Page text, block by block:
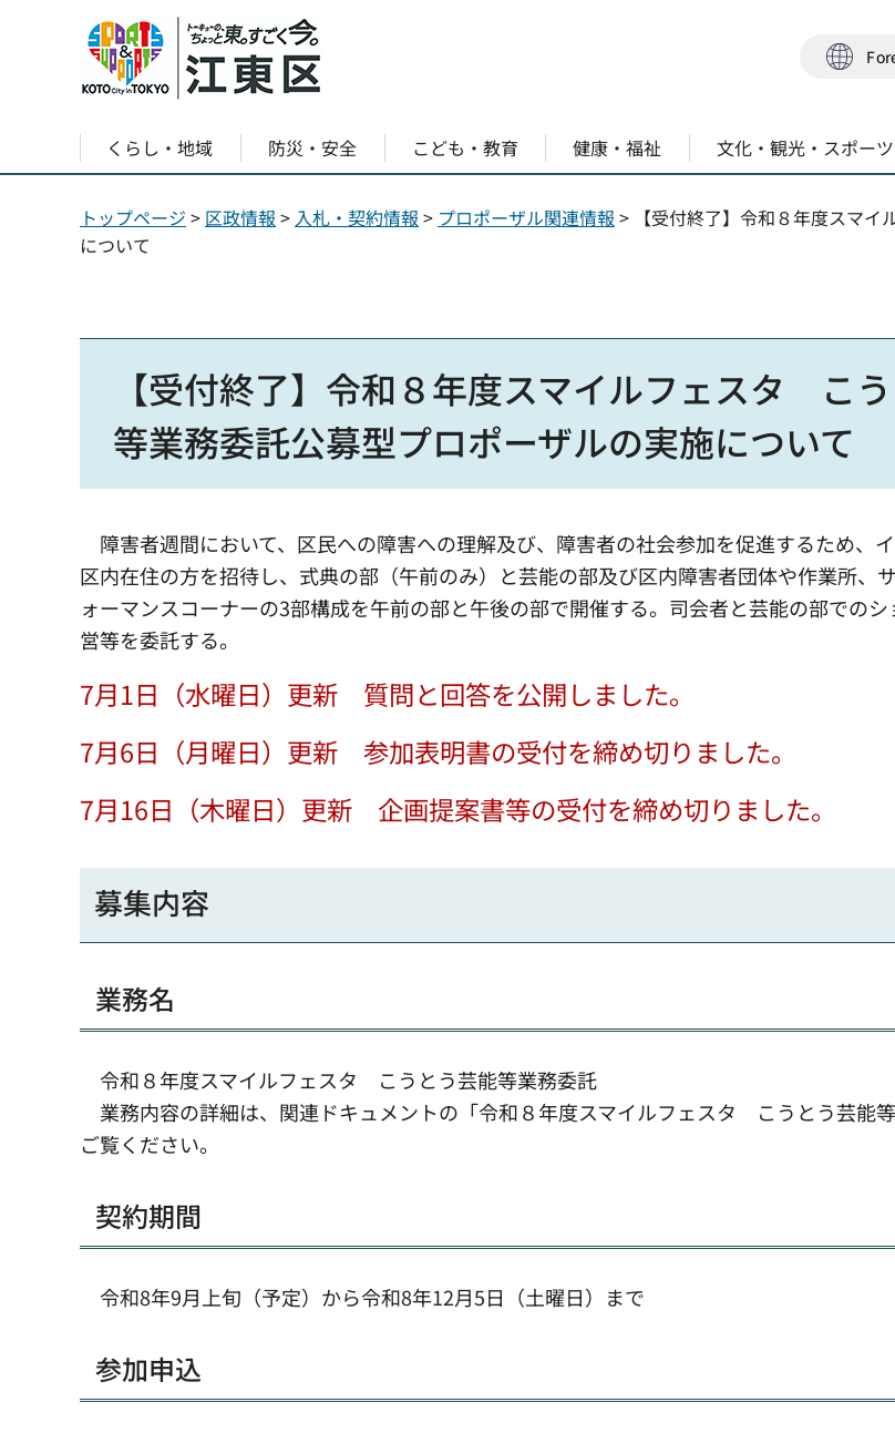
くらし・地域 防災・安全 こども・教育 健康・福祉 文化・観光・スポーツ
トップページ > 区政情報 > 入札・契約情報 > プロポーザル関連情報 > 【受付終了】令和８年度スマ
について
【受付終了】令和８年度スマイルフェスタ こ
等業務委託公募型プロポーザルの実施について
障害者週間において、区民への障害への理解及び、障害者の社会参加を促進するため、イ
区内在住の方を招待し、式典の部（午前のみ）と芸能の部及び区内障害者団体や作業所、
ォーマンスコーナーの3部構成を午前の部と午後の部で開催する。司会者と芸能の部での
営等を委託する。
7月1日（水曜日）更新 質問と回答を公開しました。
7月6日（月曜日）更新 参加表明書の受付を締め切りました。
7月16日（木曜日）更新 企画提案書等の受付を締め切りました。
募集内容
業務名
令和８年度スマイルフェスタ こうとう芸能等業務委託
業務内容の詳細は、関連ドキュメントの「令和８年度スマイルフェスタ こうとう芸能
ご覧ください。
契約期間
令和8年9月上旬（予定）から令和8年12月5日（土曜日）まで
参加申込